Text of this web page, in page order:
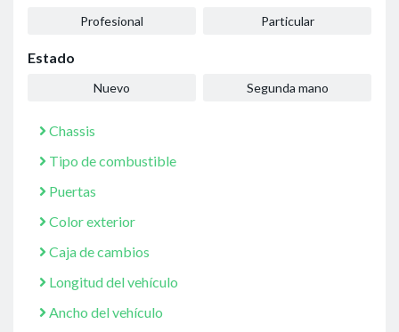
Profesional Particular
Estado
Nuevo Segunda mano
Chassis
Tipo de combustible
Puertas
Color exterior
Caja de cambios
Longitud del vehículo
Ancho del vehículo